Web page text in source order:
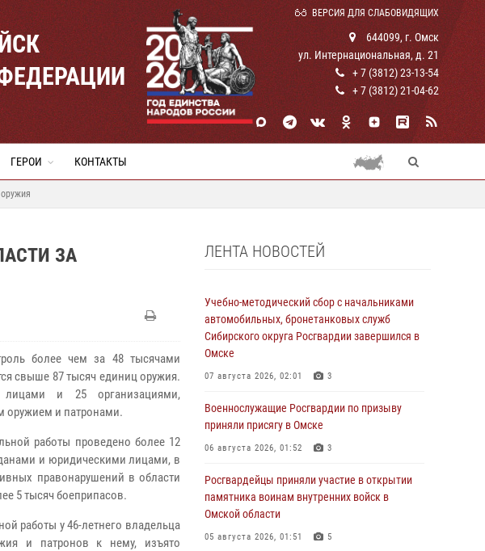
ВЕРСИЯ ДЛЯ СЛАБОВИДЯЩИХ
644099, г. Омск
ул. Интернациональная, д. 21
+ 7 (3812) 23-13-54
+ 7 (3812) 21-04-62
ГЕРОИ КОНТАКТЫ
ЗА
более чем за 48 тысячами
свыше 87 тысяч единиц оружия.
лицами и 25 организациями,
оружием и патронами.
работы проведено более 12
и юридическими лицами, в
правонарушений в области
5 тысяч боеприпасов.
работы у 46-летнего владельца
и патронов к нему, изъято
ЛЕНТА НОВОСТЕЙ
Учебно-методический сбор с начальниками
автомобильных, бронетанковых служб
Сибирского округа Росгвардии завершился в
Омске
07 августа 2026, 02:01 3
Военнослужащие Росгвардии по призыву
приняли присягу в Омске
06 августа 2026, 01:52 3
Росгвардейцы приняли участие в открытии
памятника воинам внутренних войск в
Омской области
05 августа 2026, 01:51 5